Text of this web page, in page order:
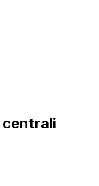
centrali